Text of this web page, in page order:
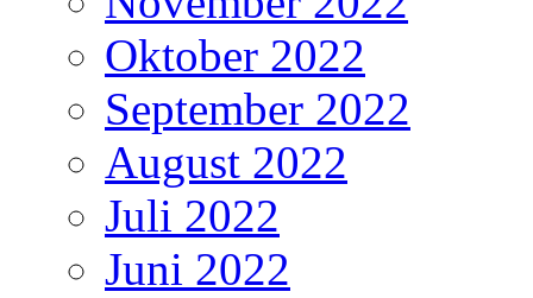
Oktober 2022
September 2022
August 2022
Juli 2022
Juni 2022